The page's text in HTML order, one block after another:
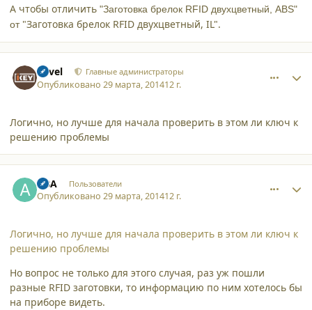
А чтобы отличить "Заготовка брелок RFID двухцветный, ABS"
от "Заготовка брелок RFID двухцветный, IL".
Pavel Главные администраторы
Опубликовано29 марта, 201412 г.
Логично, но лучше для начала проверить в этом ли ключ к
решению проблемы
ABA Пользователи
Опубликовано29 марта, 201412 г.
Логично, но лучше для начала проверить в этом ли ключ к
решению проблемы
Но вопрос не только для этого случая, раз уж пошли
разные RFID заготовки, то информацию по ним хотелось бы
на приборе видеть.